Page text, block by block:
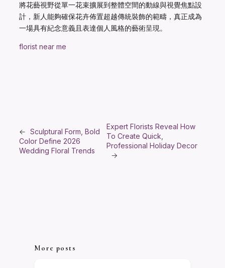
將花藝視野從單一花束擴展到整體空間的動線與視覺焦點設
計，新人能夠確保花卉佈置超越傳統裝飾的範疇，真正成為
一場具有紀念意義且表達個人風格的藝術呈現。
florist near me
← Sculptural Form, Bold
Color Define 2026
Wedding Floral Trends
Expert Florists Reveal How
To Create Quick,
Professional Holiday Decor
→
More posts